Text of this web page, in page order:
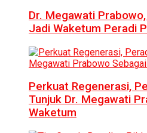
Dr. Megawati
Jadi Waketum Peradi
Perkuat Regenerasi,
Tunjuk Dr. Megawati
Waketum